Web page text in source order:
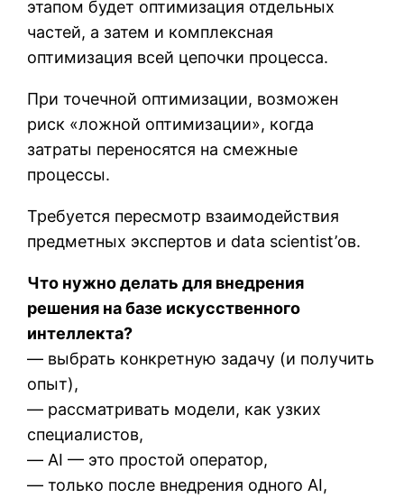
этапом будет оптимизация отдельных
частей, а затем и комплексная
оптимизация всей цепочки процесса.
При точечной оптимизации, возможен
риск «ложной оптимизации», когда
затраты переносятся на смежные
процессы.
Требуется пересмотр взаимодействия
предметных экспертов и data scientist’ов.
Что нужно делать для внедрения
решения на базе искусственного
интеллекта?
— выбрать конкретную задачу (и получить
опыт),
— рассматривать модели, как узких
специалистов,
— AI — это простой оператор,
— только после внедрения одного AI,